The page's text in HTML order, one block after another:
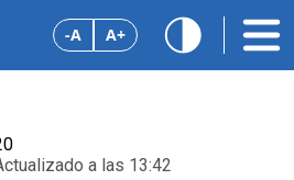
-A A+
a las 13:42